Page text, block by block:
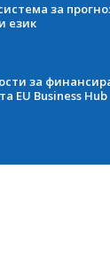
за
език
за
EU Business Hub